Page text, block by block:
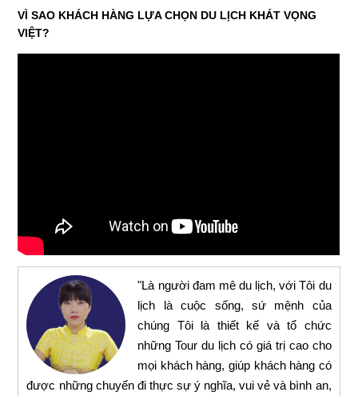
VÌ SAO KHÁCH HÀNG LỰA CHỌN DU LỊCH KHÁT VỌNG
VIỆT?
"Là người đam mê du lịch, với Tôi du
lịch là cuộc sống, sứ mệnh của
chúng Tôi là thiết kế và tổ chức
những Tour du lịch có giá trị cao cho
mọi khách hàng, giúp khách hàng có
được những chuyến đi thực sự ý nghĩa, vui vẻ và bình an,